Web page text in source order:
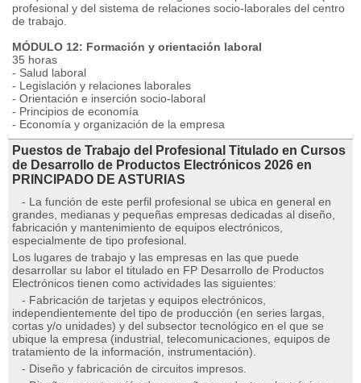
profesional y del sistema de relaciones socio-laborales del centro
de trabajo.
MÓDULO 12: Formación y orientación laboral
35 horas
- Salud laboral
- Legislación y relaciones laborales
- Orientación e inserción socio-laboral
- Principios de economía
- Economía y organización de la empresa
Puestos de Trabajo del Profesional Titulado en Cursos
de Desarrollo de Productos Electrónicos 2026 en
PRINCIPADO DE ASTURIAS
- La función de este perfil profesional se ubica en general en
grandes, medianas y pequeñas empresas dedicadas al diseño,
fabricación y mantenimiento de equipos electrónicos,
especialmente de tipo profesional.
Los lugares de trabajo y las empresas en las que puede
desarrollar su labor el titulado en FP Desarrollo de Productos
Electrónicos tienen como actividades las siguientes:
- Fabricación de tarjetas y equipos electrónicos,
independientemente del tipo de producción (en series largas,
cortas y/o unidades) y del subsector tecnológico en el que se
ubique la empresa (industrial, telecomunicaciones, equipos de
tratamiento de la información, instrumentación).
- Diseño y fabricación de circuitos impresos.